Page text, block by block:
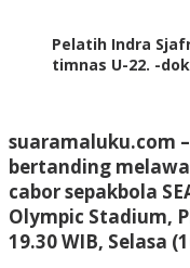
Pelatih Indra
timnas U-22. -
suaramaluku.com
bertanding
cabor sepakbola
Olympic Stadium,
19.30 WIB, Selasa